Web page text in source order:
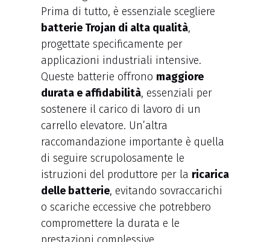
Prima di tutto, è essenziale scegliere
batterie Trojan di alta qualità,
progettate specificamente per
applicazioni industriali intensive.
Queste batterie offrono maggiore
durata e affidabilità, essenziali per
sostenere il carico di lavoro di un
carrello elevatore. Un’altra
raccomandazione importante è quella
di seguire scrupolosamente le
istruzioni del produttore per la ricarica
delle batterie, evitando sovraccarichi
o scariche eccessive che potrebbero
compromettere la durata e le
prestazioni complessive.